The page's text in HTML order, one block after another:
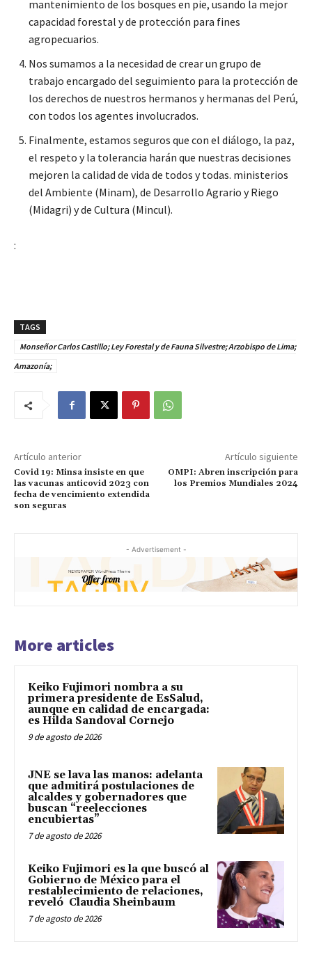
mantenimiento de los bosques en pie, usando la mejor
capacidad forestal y de protección para fines
agropecuarios.
Nos sumamos a la necesidad de crear un grupo de
trabajo encargado del seguimiento para la protección de
los derechos de nuestros hermanos y hermanas del Perú,
con todos los agentes involucrados.
Finalmente, estamos seguros que con el diálogo, la paz,
el respeto y la tolerancia harán que nuestras decisiones
mejoren la calidad de vida de todos y todas. ministerios
del Ambiente (Minam), de Desarrollo Agrario y Riego
(Midagri) y de Cultura (Mincul).
:
TAGS
Monseñor Carlos Castillo; Ley Forestal y de Fauna Silvestre; Arzobispo de Lima;
Amazonía;
Artículo anterior
Covid 19: Minsa insiste en que
las vacunas anticovid 2023 con
fecha de vencimiento extendida
son seguras
Artículo siguiente
OMPI: Abren inscripción para
los Premios Mundiales 2024
- Advertisement -
More articles
Keiko Fujimori nombra a su
primera presidente de EsSalud,
aunque en calidad de encargada:
es Hilda Sandoval Cornejo
9 de agosto de 2026
JNE se lava las manos: adelanta
que admitirá postulaciones de
alcaldes y gobernadores que
buscan “reelecciones
encubiertas”
7 de agosto de 2026
Keiko Fujimori es la que buscó al
Gobierno de México para el
restablecimiento de relaciones,
reveló Claudia Sheinbaum
7 de agosto de 2026